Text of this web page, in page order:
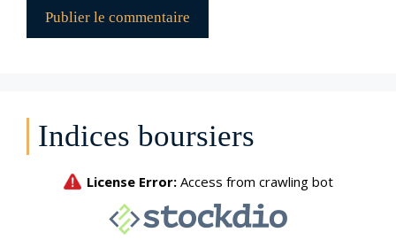
Indices boursiers